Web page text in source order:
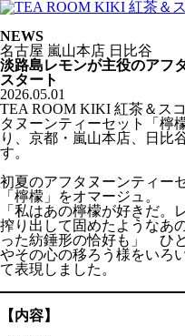
NEWS
名古屋 嵐山本店 日比谷
淡路島レモンが主役のアフ
スタート
2026.05.01
TEA ROOM KIKI 紅茶＆ス
タヌーンティーセット「檸
り、京都・嵐山本店、日比
す。
初夏のアフタヌーンティー
「檸檬」をオマージュ。
「私はあの檸檬が好きだ。
搾り出して固めたようなあ
った紡錘形の恰好も」 ひ
やその心の移ろう様をいろ
て表現しました。
【内容】